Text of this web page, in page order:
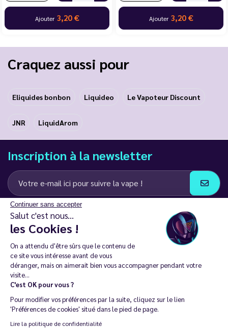
Continuer sans accepter
Salut c'est nous...
les Cookies !
On a attendu d'être sûrs que le contenu de
ce site vous intéresse avant de vous
déranger, mais on aimerait bien vous accompagner pendant votre
visite...
C'est OK pour vous ?
Pour modifier vos préférences par la suite, cliquez sur le lien
'Préférences de cookies' situé dans le pied de page.
Lire la politique de confidentialité
Ajouter 3,20 € Ajouter 3,20 €
Craquez aussi pour
Eliquides bonbon Liquideo Le Vapoteur Discount
JNR LiquidArom
Inscription à la newsletter
J’accepte de recevoir des communications e-mail et SMS de la part de
LD Groupe
Restez en contact
La vente de cigarette électronique est interdite chez les moins de
18 ans. 🔞
Copyright © 2014 - 2026 Le Vapoteur Discount - Tous droits